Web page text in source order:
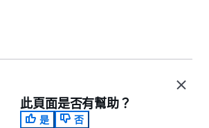
此頁面是否有幫助？
是
否